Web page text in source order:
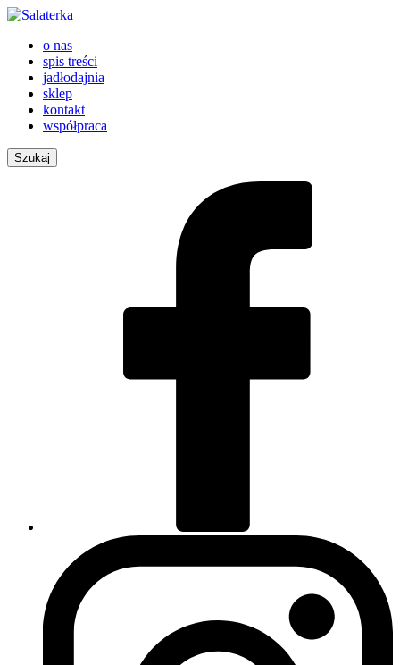
o nas
spis treści
jadłodajnia
sklep
kontakt
współpraca
Szukaj